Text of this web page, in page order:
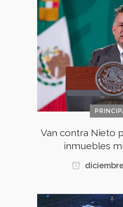
Van contra Nieto
inmuebles